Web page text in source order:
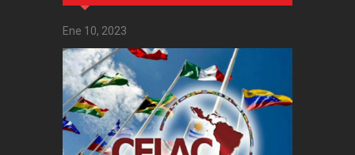
Ene 10, 2023